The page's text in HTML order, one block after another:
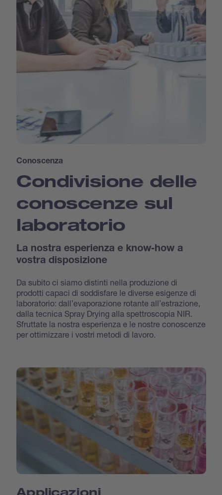
Conoscenza
Condivisione delle
conoscenze sul
laboratorio
La nostra esperienza e know‐how a
vostra disposizione
Da subito ci siamo distinti nella produzione di
prodotti capaci di soddisfare le diverse esigenze di
laboratorio: dall’evaporazione rotante all’estrazione,
dalla tecnica Spray Drying alla spettroscopia NIR.
Sfruttate la nostra esperienza e le nostre conoscenze
per ottimizzare i vostri metodi di lavoro.
Applicazioni